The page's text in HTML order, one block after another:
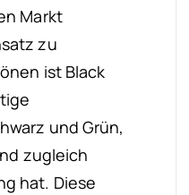
Markt
zu
ist Black
und Grün,
zugleich
hat. Diese